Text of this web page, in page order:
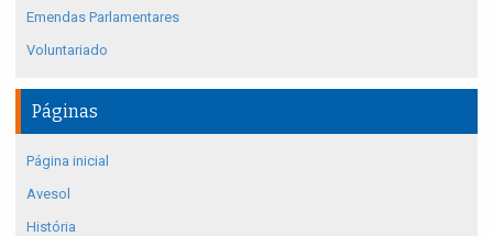
Emendas Parlamentares
Voluntariado
Páginas
Página inicial
Avesol
História